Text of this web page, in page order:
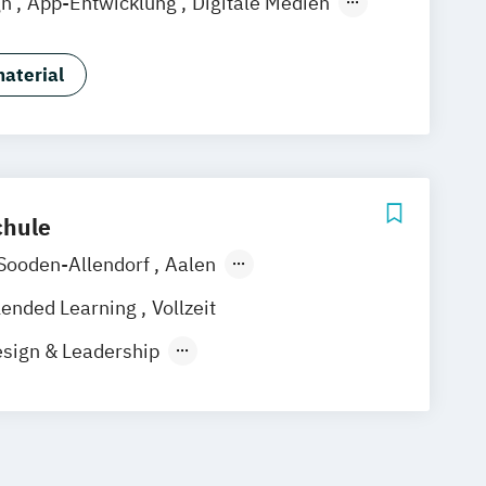
Media Production
Nachhaltiges Design
Allendorf
Aalen
Bonn
Friedrichshafen
Leipzig
Kaiserslautern
Wiesbaden
/ Kiel Stein / Nürnberg
Learning
Vollzeit
& Leadership
– Fachkommunikation für